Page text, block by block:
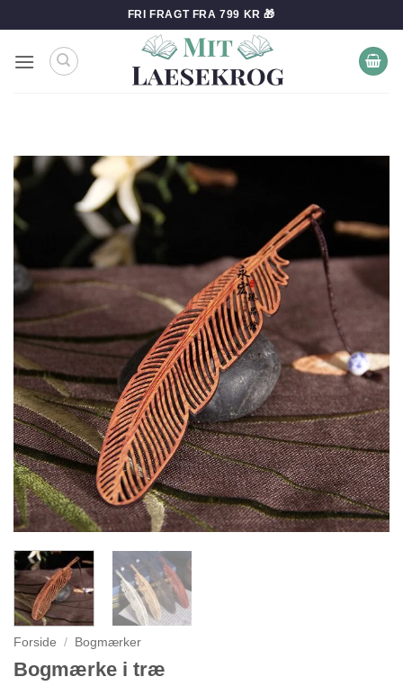
til
indhold
FRI FRAGT FRA 799 KR 🎁
Forside / Bogmærker
Bogmærke i træ